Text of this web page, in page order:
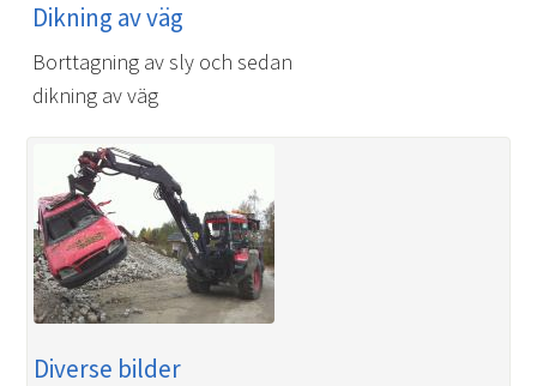
Dikning av väg
Borttagning av sly och sedan
dikning av väg
Diverse bilder